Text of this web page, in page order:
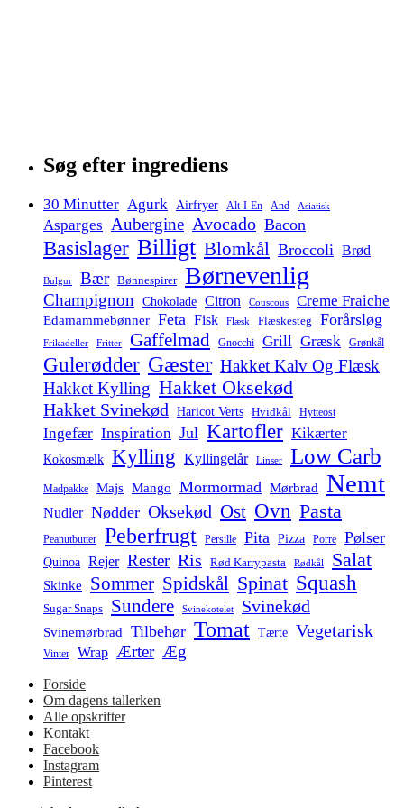
Søg efter ingrediens
30 Minutter Agurk Airfryer Alt-I-En And Asiatisk
Asparges Aubergine Avocado Bacon
Basislager Billigt Blomkål Broccoli Brød
Bulgur Bær Bønnespirer Børnevenlig
Champignon Chokolade Citron Couscous Creme Fraiche
Edamammebønner Feta Fisk Flæsk Flæskesteg Forårsløg
Frikadeller Fritter Gaffelmad Gnocchi Grill Græsk Grønkål
Gulerødder Gæster Hakket Kalv Og Flæsk
Hakket Kylling Hakket Oksekød
Hakket Svinekød Haricot Verts Hvidkål Hytteost
Ingefær Inspiration Jul Kartofler Kikærter
Kokosmælk Kylling Kyllingelår Linser Low Carb
Madpakke Majs Mango Mormormad Mørbrad Nemt
Nudler Nødder Oksekød Ost Ovn Pasta
Peanutbutter Peberfrugt Persille Pita Pizza Porre Pølser
Quinoa Rejer Rester Ris Rød Karrypasta Rødkål Salat
Skinke Sommer Spidskål Spinat Squash
Sugar Snaps Sundere Svinekotelet Svinekød
Svinemørbrad Tilbehør Tomat Tærte Vegetarisk
Vinter Wrap Ærter Æg
Forside
Om dagens tallerken
Alle opskrifter
Kontakt
Facebook
Instagram
Pinterest